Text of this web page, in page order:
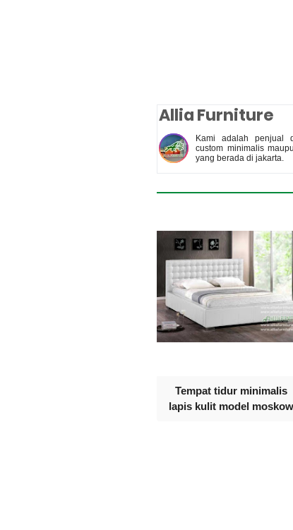
Allia Furniture
Kami adalah penjual
custom minimalis
yang berada di jakarta.
Tempat tidur minimalis
lapis kulit model moskow